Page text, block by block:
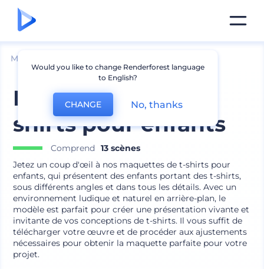
Mockups
Maquettes de t-
shirts pour enfants
Comprend
13 scènes
Jetez un coup d'œil à nos maquettes de t-shirts pour
enfants, qui présentent des enfants portant des t-shirts,
sous différents angles et dans tous les détails. Avec un
environnement ludique et naturel en arrière-plan, le
modèle est parfait pour créer une présentation vivante et
invitante de vos conceptions de t-shirts. Il vous suffit de
télécharger votre œuvre et de procéder aux ajustements
nécessaires pour obtenir la maquette parfaite pour votre
projet.
Would you like to change Renderforest language
to English?
CHANGE No, thanks